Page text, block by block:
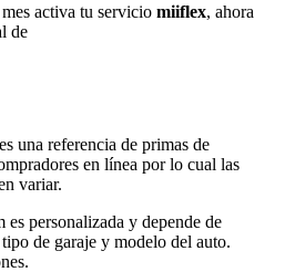
activa tu servicio miiflex, ahora
de
una referencia de primas de
en línea por lo cual las
variar.
personalizada y depende de
de garaje y modelo del auto.